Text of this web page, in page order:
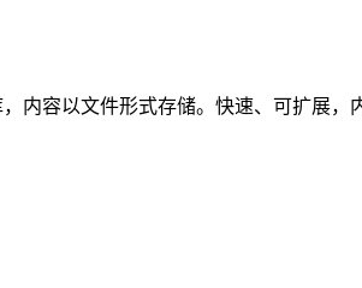
容以文件形式存储。快速、可扩展，